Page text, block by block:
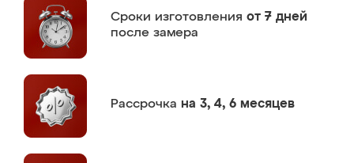
Сроки изготовления от 7 дней
после замера
Рассрочка на 3, 4, 6 месяцев